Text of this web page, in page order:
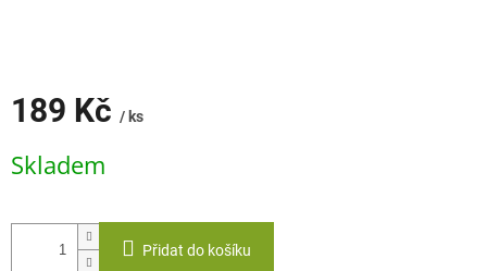
189 Kč / ks
cena:
Skladem
Přidat do košíku